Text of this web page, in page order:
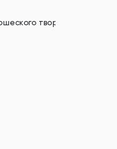
творчества